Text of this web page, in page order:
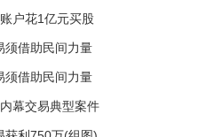
户花1亿元买股
须借助民间力量
须借助民间力量
幕交易典型案件